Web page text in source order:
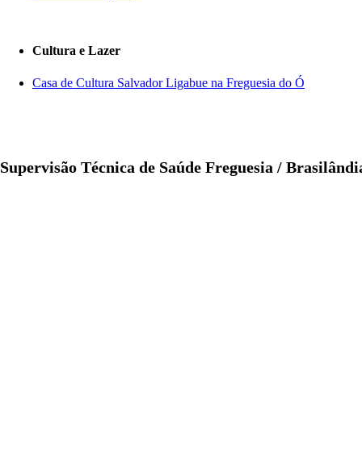
Cultura e Lazer
Casa de Cultura Salvador Ligabue na Freguesia do Ó
Supervisão Técnica de Saúde Freguesia /